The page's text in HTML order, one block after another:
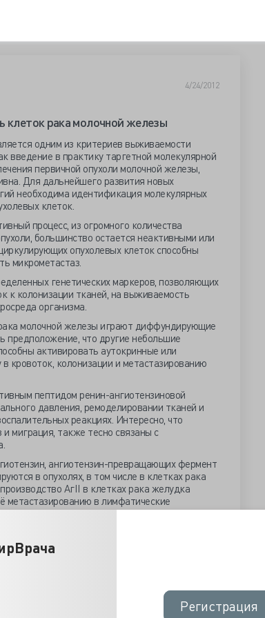
Регистрация
Регистрация
4/24/2012
клеток рака молочной железы
одним из критериев выживаемости
введение в практику таргетной молекулярной
первичной опухоли молочной железы,
Для дальнейшего развития новых
необходима идентификация молекулярных
клеток.
процесс, из огромного количества
большинство остается неактивными или
опухолевых клеток способны
микрометастаз.
генетических маркеров, позволяющих
к колонизации тканей, на выживаемость
организма.
молочной железы играют диффундирующие
предположение, что другие небольшие
активировать аутокринные или
кровоток, колонизации и метастазированию
пептидом ренин-ангиотензиновой
давления, ремоделировании тканей и
реакциях. Интересно, что
миграция, также тесно связаны с
ангиотензин-превращающих фермент
в опухолях, в том числе в клетках рака
АгII в клетках рака желудка
метастазированию в лимфатические
что такие блокаторы РАС, как ингибиторы
замедляют рост опухоли,
анти-метастатические свойства ингибиторов
в том числе на проникновение
опухоль-ассоциированного
не была известна возможность АгII
прямой активации раковых клеток.
АгII изменять метастатические свойства